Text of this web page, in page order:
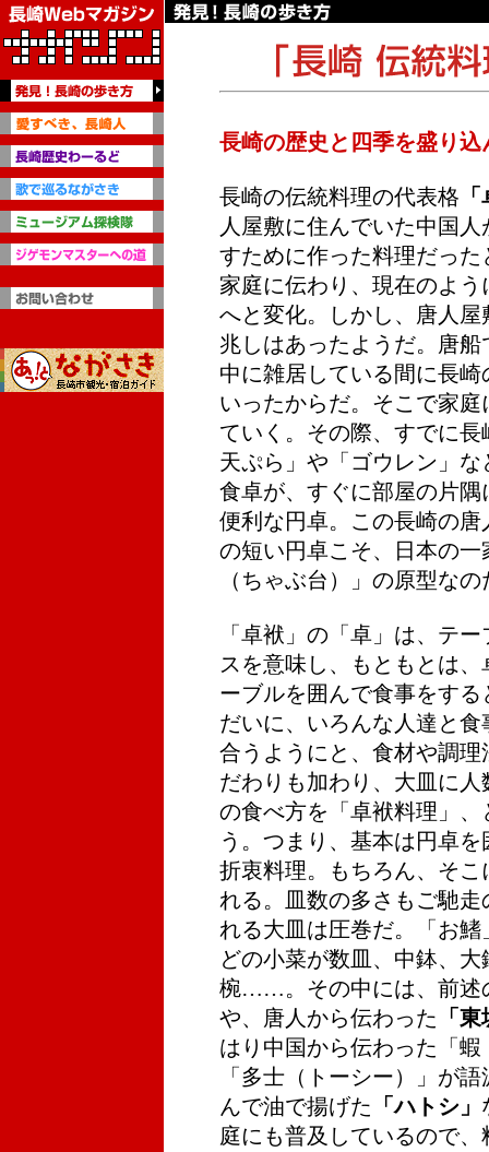
長崎の歴史と四季を盛り込
長崎の伝統料理の代表格
人屋敷に住んでいた中国
すために作った料理だっ
家庭に伝わり、現在のよ
へと変化。しかし、唐人
兆しはあったようだ。唐
中に雑居している間に長
いったからだ。そこで家
ていく。その際、すでに
天ぷら」や「ゴウレン」
食卓が、すぐに部屋の片
便利な円卓。この長崎の
の短い円卓こそ、日本の
（ちゃぶ台）」の原型なの
「卓袱」の「卓」は、テ
スを意味し、もともとは
ーブルを囲んで食事をす
だいに、いろんな人達と
合うようにと、食材や調
だわりも加わり、大皿に
の食べ方を「卓袱料理」
う。つまり、基本は円卓
折衷料理。もちろん、そ
れる。皿数の多さもご馳
れる大皿は圧巻だ。「お
どの小菜が数皿、中鉢、
椀……。その中には、前述
や、唐人から伝わった 「
はり中国から伝わった「
「多士（トーシー）」が
んで油で揚げた 「ハトシ」
庭にも普及しているので